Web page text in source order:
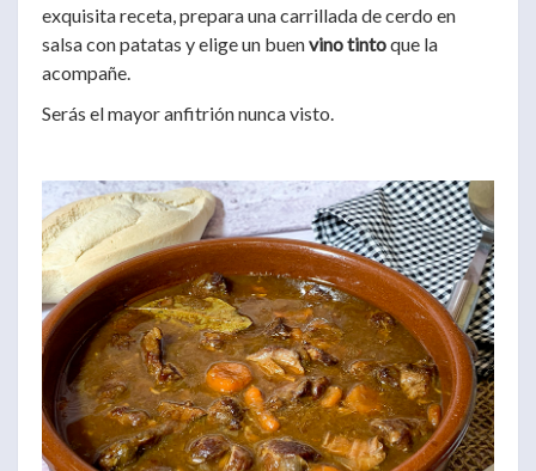
exquisita receta, prepara una carrillada de cerdo en
salsa con patatas y elige un buenvino tintoque la
acompañe.
Serás el mayor anfitrión nunca visto.